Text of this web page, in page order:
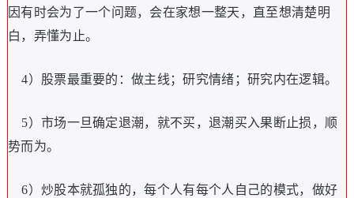
因有时会为了一个问题，会在家想一整天，直至想清楚明
白，弄懂为止。
4）股票最重要的：做主线；研究情绪；研究内在逻辑。
5）市场一旦确定退潮，就不买，退潮买入果断止损，顺
势而为。
6）炒股本就孤独的，每个人有每个人自己的模式，做好